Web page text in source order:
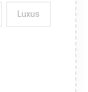
Luxus